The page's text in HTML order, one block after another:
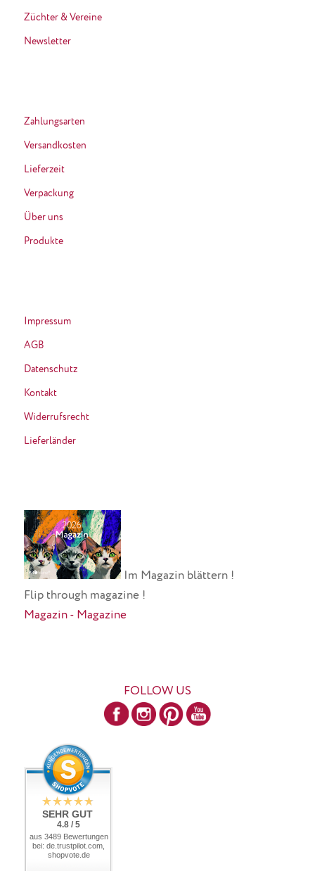
Züchter & Vereine
Newsletter
Zahlungsarten
Versandkosten
Lieferzeit
Verpackung
Über uns
Produkte
Impressum
AGB
Datenschutz
Kontakt
Widerrufsrecht
Lieferländer
Im Magazin blättern !
Flip through magazine !
Magazin - Magazine
FOLLOW US
SEHR GUT
4.8 / 5
aus 3489 Bewertungen
bei: de.trustpilot.com,
shopvote.de